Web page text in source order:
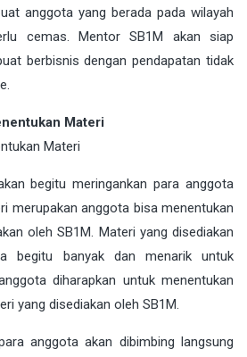
anggota yang berada pada wilayah
cemas. Mentor SB1M akan siap
berbisnis dengan pendapatan tidak
Materi
begitu meringankan para anggota
merupakan anggota bisa menentukan
oleh SB1M. Materi yang disediakan
begitu banyak dan menarik untuk
diharapkan untuk menentukan
yang disediakan oleh SB1M.
anggota akan dibimbing langsung